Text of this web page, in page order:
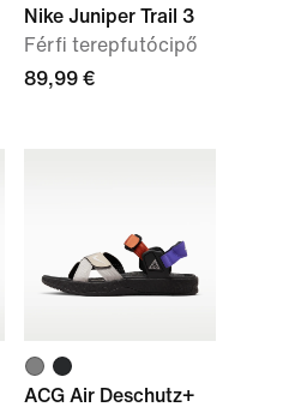
Nike Juniper Trail 3
Férfi terepfutócipő
89,99 €
ACG Air Deschutz+